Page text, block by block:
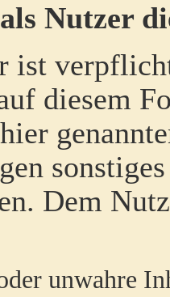
Nutzer
ist
diesem
Dem
unwahre